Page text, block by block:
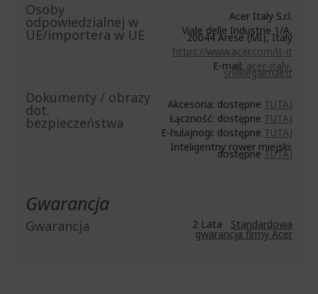
Osoby
odpowiedzialnej w
UE/importera w UE
Acer Italy S.r.l.
Viale delle Industrie 1/A,
20044 Arese (MI), Italy
https://www.acer.com/it-it
E-mail:acer-italy-
srl@legalmail.it
Dokumenty / obrazy
dot.
bezpieczeństwa
Akcesoria: dostępne TUTAJ
Łączność: dostępne TUTAJ
E-hulajnogi: dostępne TUTAJ
Inteligentny rower miejski:
dostępneTUTAJ
Gwarancja
Gwarancja 2 Lata Standardowa
gwarancja firmy Acer